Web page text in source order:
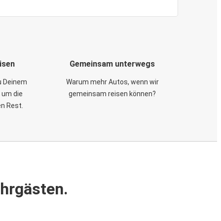
Deinem
die
Rest.
Gemeinsam unterwegs
Warum mehr Autos, wenn wir
gemeinsam reisen können?